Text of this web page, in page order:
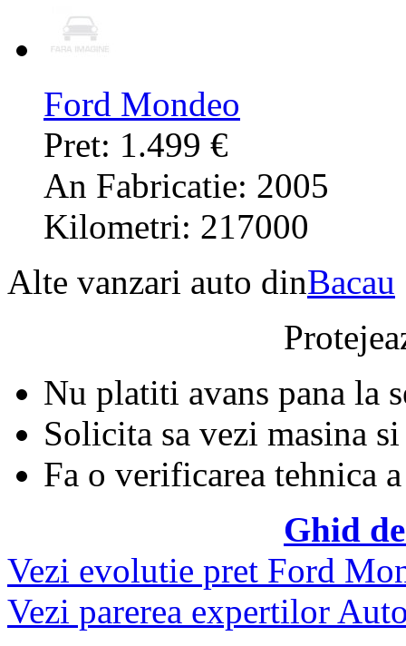
Ford Mondeo
Pret: 1.499 €
An Fabricatie: 2005
Kilometri: 217000
Alte vanzari auto dinBacau
Nu platiti avans pana la
Solicita sa vezi masina si
Fa o verificarea tehnica
Ghid
Vezi evolutie pret Ford
Vezi parerea expertilor